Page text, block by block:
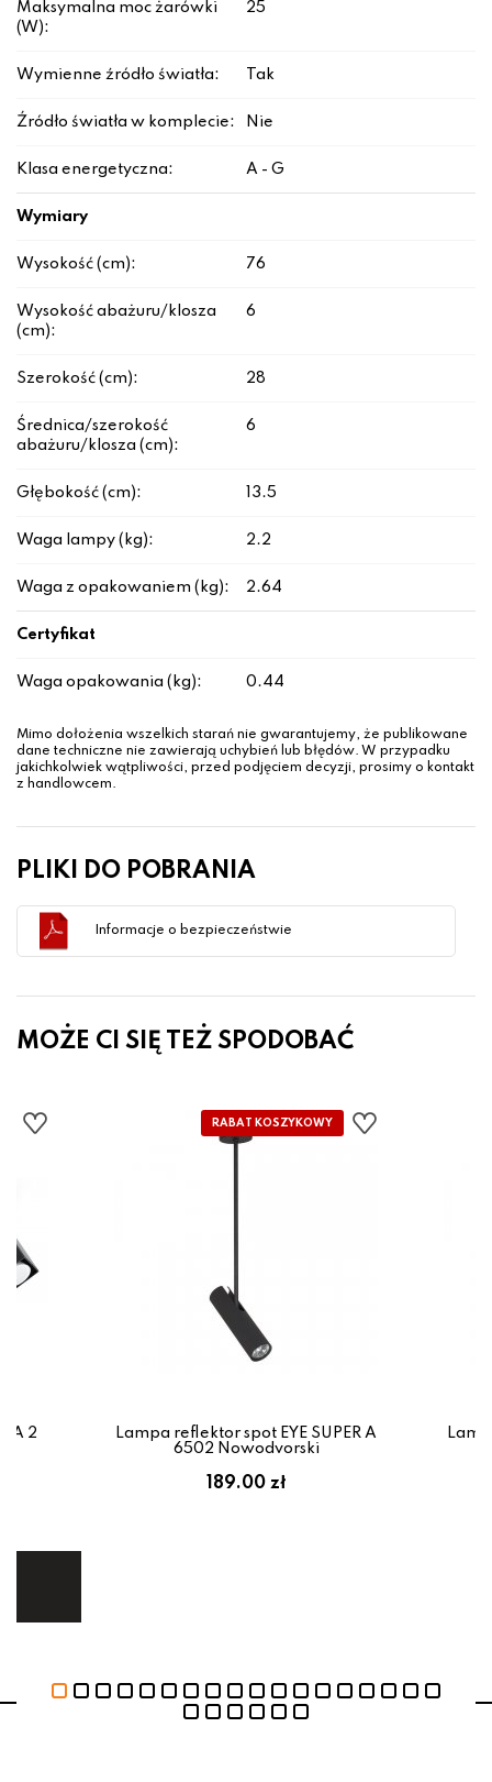
Maksymalna moc żarówki
(W):
25
Wymienne źródło światła: Tak
Źródło światła w komplecie: Nie
Klasa energetyczna: A - G
Wymiary
Wysokość (cm): 76
Wysokość abażuru/klosza
(cm):
6
Szerokość (cm): 28
Średnica/szerokość
abażuru/klosza (cm):
6
Głębokość (cm): 13.5
Waga lampy (kg): 2.2
Waga z opakowaniem (kg): 2.64
Certyfikat
Waga opakowania (kg): 0.44
Mimo dołożenia wszelkich starań nie gwarantujemy, że publikowane
dane techniczne nie zawierają uchybień lub błędów. W przypadku
jakichkolwiek wątpliwości, przed podjęciem decyzji, prosimy o kontakt
z handlowcem.
PLIKI DO POBRANIA
Informacje o bezpieczeństwie
MOŻE CI SIĘ TEŻ SPODOBAĆ
2
Lampa reflektor spot EYE SUPER A
6502 Nowodvorski
189.00 zł